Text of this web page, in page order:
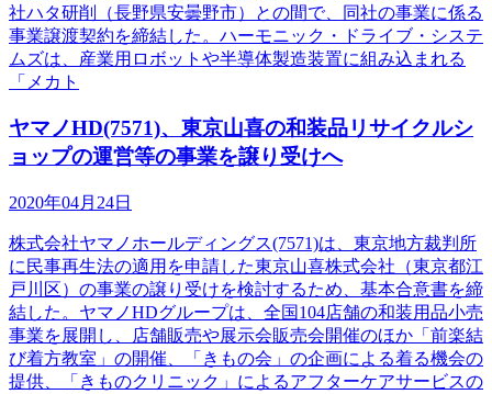
社ハタ研削（長野県安曇野市）との間で、同社の事業に係る
事業譲渡契約を締結した。ハーモニック・ドライブ・システ
ムズは、産業用ロボットや半導体製造装置に組み込まれる
「メカト
ヤマノHD(7571)、東京山喜の和装品リサイクルシ
ョップの運営等の事業を譲り受けへ
2020年04月24日
株式会社ヤマノホールディングス(7571)は、東京地方裁判所
に民事再生法の適用を申請した東京山喜株式会社（東京都江
戸川区）の事業の譲り受けを検討するため、基本合意書を締
結した。ヤマノHDグループは、全国104店舗の和装用品小売
事業を展開し、店舗販売や展示会販売会開催のほか「前楽結
び着方教室」の開催、「きもの会」の企画による着る機会の
提供、「きものクリニック」によるアフターケアサービスの